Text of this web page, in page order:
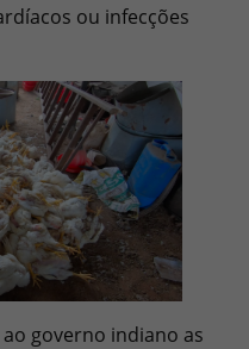
ou infecções
governo indiano as